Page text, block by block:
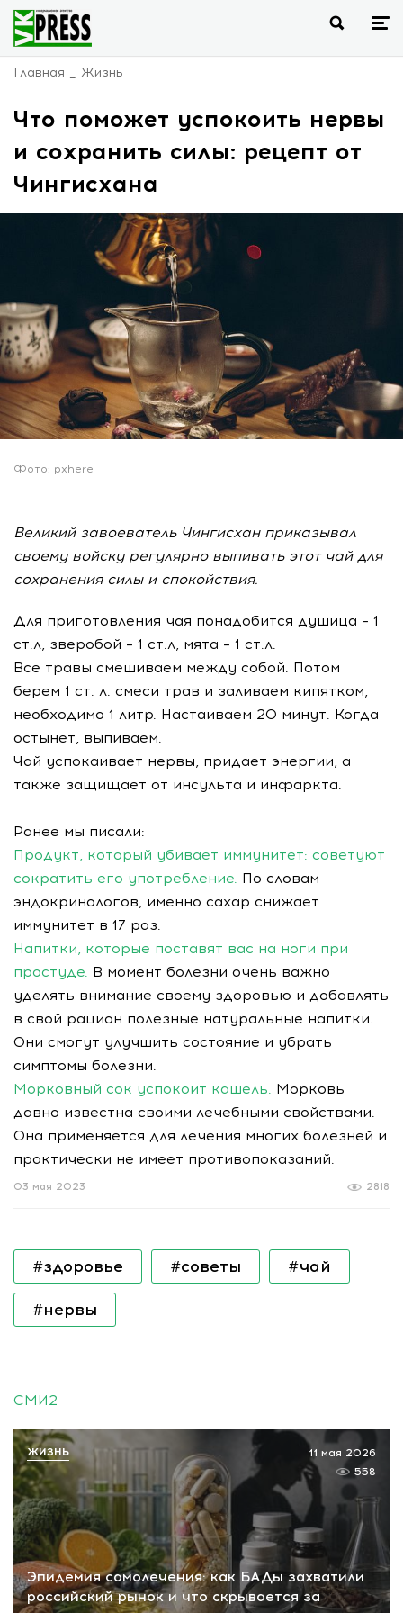
Главная Жизнь
Что поможет успокоить нервы
и сохранить силы: рецепт от
Чингисхана
Фото: pxhere
Великий завоеватель Чингисхан приказывал
своему войску регулярно выпивать этот чай для
сохранения силы и спокойствия.
Для приготовления чая понадобится душица – 1
ст.л, зверобой – 1 ст.л, мята – 1 ст.л.
Все травы смешиваем между собой. Потом
берем 1 ст. л. смеси трав и заливаем кипятком,
необходимо 1 литр. Настаиваем 20 минут. Когда
остынет, выпиваем.
Чай успокаивает нервы, придает энергии, а
также защищает от инсульта и инфаркта.
Ранее мы писали:
Продукт, который убивает иммунитет: советуют
сократить его употребление. По словам
эндокринологов, именно сахар снижает
иммунитет в 17 раз.
Напитки, которые поставят вас на ноги при
простуде. В момент болезни очень важно
уделять внимание своему здоровью и добавлять
в свой рацион полезные натуральные напитки.
Они смогут улучшить состояние и убрать
симптомы болезни.
Морковный сок успокоит кашель. Морковь
давно известна своими лечебными свойствами.
Она применяется для лечения многих болезней и
практически не имеет противопоказаний.
2818
03 мая 2023
#здоровье #советы #чай
#нервы
СМИ2
Эпидемия самолечения: как БАДы захватили
российский рынок и что скрывается за
11 мая 2026
558
ЖИЗНЬ